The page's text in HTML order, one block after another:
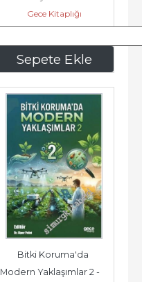
Sepete Ekle
Hacıbektaşoğlu
Gece Kitaplığı
245,70
Bitki Koruma'da
Modern Yaklaşımlar 2 -